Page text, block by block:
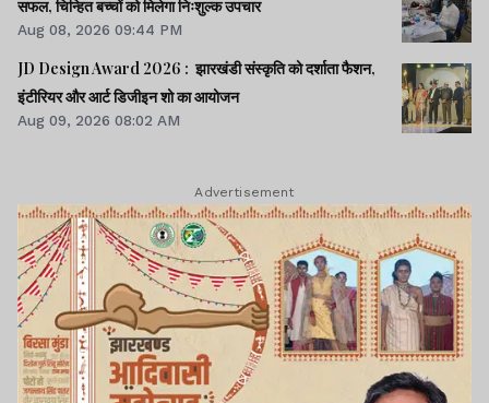
सफल, चिन्हित बच्चों को मिलेगा निःशुल्क उपचार
Aug 08, 2026 09:44 PM
JD Design Award 2026 : झारखंडी संस्कृति को दर्शाता फैशन,
इंटीरियर और आर्ट डिजीइन शो का आयोजन
Aug 09, 2026 08:02 AM
Advertisement